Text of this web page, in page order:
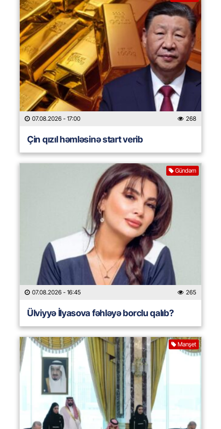
07.08.2026 - 17:00 268
Çin qızıl həmləsinə start verib
Gündəm
07.08.2026 - 16:45 265
Ülviyyə İlyasova fəhləyə borclu qalıb?
Manşet